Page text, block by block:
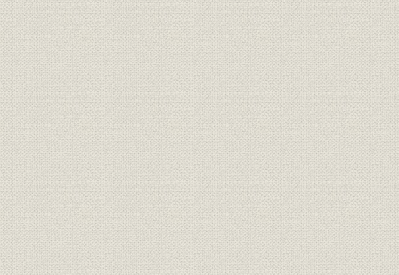
輸出に活路をひらく
戦時下に生れた関連会社
統制経済のなかで
第五章 飛躍向上の時代(昭和二一~三〇年)
復興への道のり
息吹きかえす出版業界
新たな発展に向って